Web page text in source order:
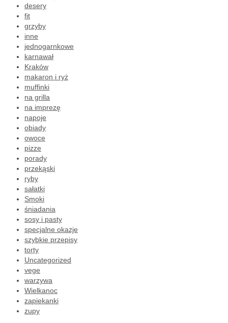
desery
fit
grzyby
inne
jednogarnkowe
karnawał
Kraków
makaron i ryż
muffinki
na grilla
na imprezę
napoje
obiady
owoce
pizze
porady
przekąski
ryby
sałatki
Smoki
śniadania
sosy i pasty
specjalne okazje
szybkie przepisy
torty
Uncategorized
vege
warzywa
Wielkanoc
zapiekanki
zupy